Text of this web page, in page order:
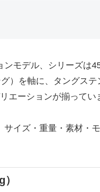
モデル、シリーズは
）を軸に、タングス
エーションが揃ってい
イズ・重量・素材・